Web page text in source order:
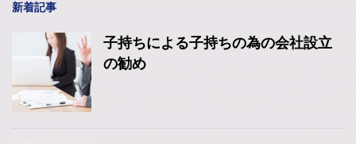
新着記事
子持ちによる子持ちの為の会社設立
の勧め